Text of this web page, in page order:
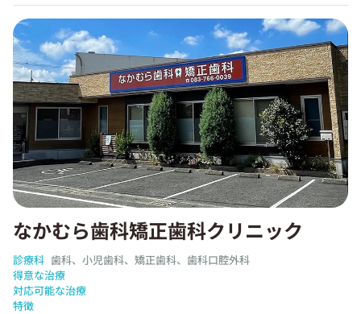
なかむら歯科矯正歯科クリニック
診療科 歯科、小児歯科、矯正歯科、歯科口腔外科
得意な治療
対応可能な治療
特徴